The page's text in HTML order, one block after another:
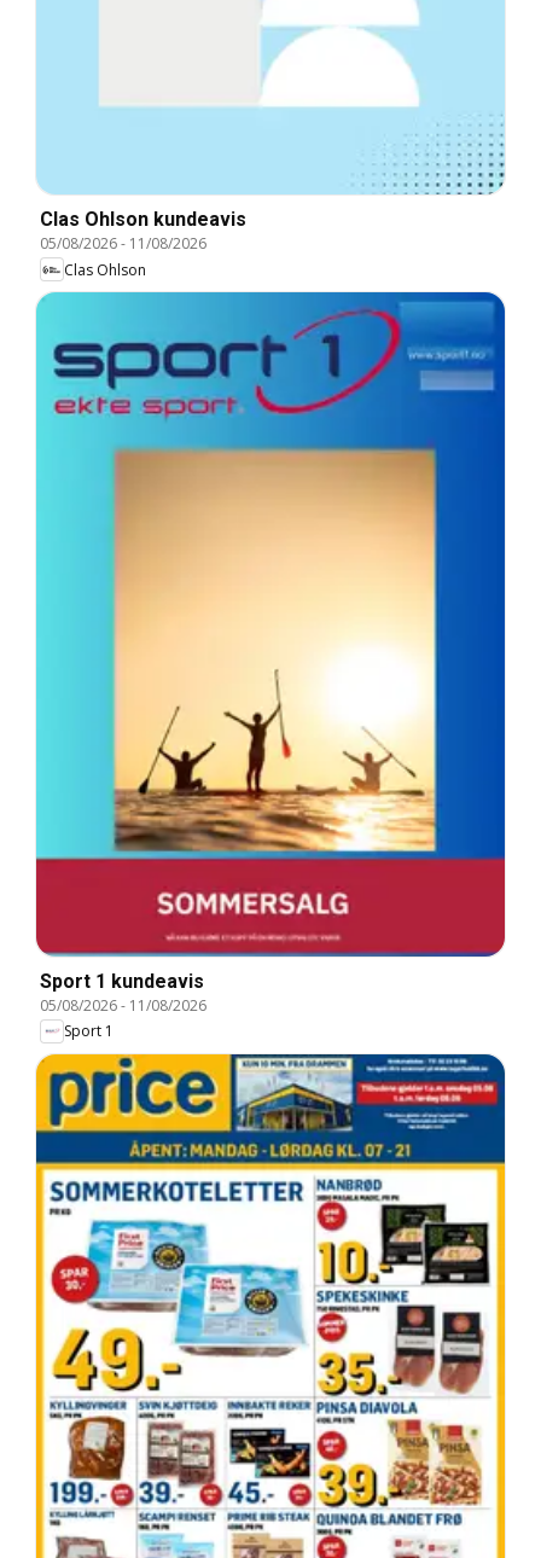
Clas Ohlson kundeavis
05/08/2026- 11/08/2026
Clas Ohlson
Sport 1 kundeavis
05/08/2026- 11/08/2026
Sport 1